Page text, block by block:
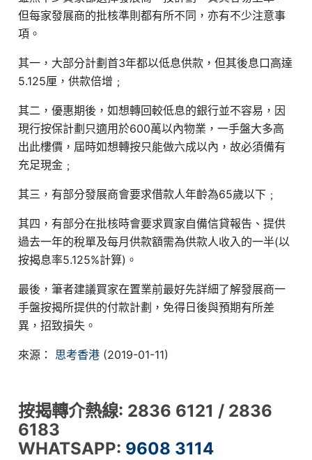
但每家發展商的批核準則都有所不同，亦有不少注意事
項。
其一，大部分計劃首3年都以低息供款，但其後息口高達
5.125厘，供款倍增﹔
其二，優惠期後，如想轉回較低息的銀行並不容易，因
現行按保計劃只適用於600萬以內物業，一手盤大多高
出此樓價，屆時如想轉按只能做六成以內，故必須備有
充足現金﹔
其三，有部分發展商會要求借款人年齡為65歲以下﹔
其四，有部分在批核時會要求買家自備信貸報告、提供
過去一年的稅單及每月供款額需為供款人收入的一半(以
按揭息率5.125%計算)。
最後，筆者建議買家在置業前最好先詳細了解發展商一
手盤按揭所提供的付款計劃，免得日後與預期有所差
異，招致損失。
來源： 思考香港 (2019-01-11)
按揭轉介熱線: 2836 6121 / 2836
6183
WHATSAPP: 9608 3114